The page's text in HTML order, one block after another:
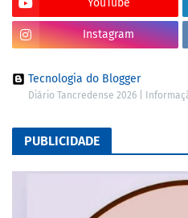
YouTube
Instagram
Tecnologia do Blogger
Diário Tancredense 2026 |
PUBLICIDADE